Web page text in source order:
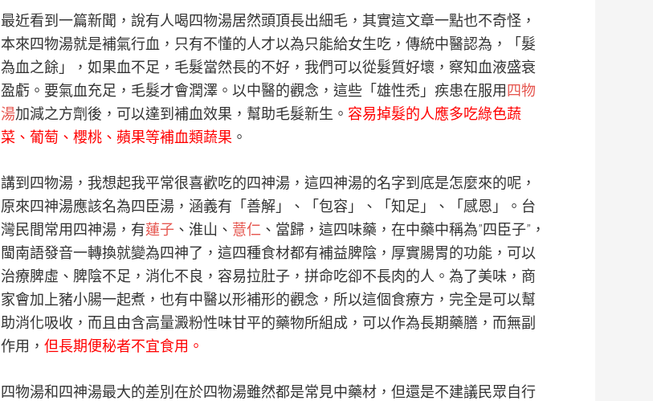
最近看到一篇新聞，說有人喝四物湯居然頭頂長出細毛，其實這文章一點也不奇怪，
本來四物湯就是補氣行血，只有不懂的人才以為只能給女生吃，傳統中醫認為，「髮
為血之餘」，如果血不足，毛髮當然長的不好，我們可以從髮質好壞，察知血液盛衰
盈虧。要氣血充足，毛髮才會潤澤。以中醫的觀念，這些「雄性禿」疾患在服用四物
湯加減之方劑後，可以達到補血效果，幫助毛髮新生。 容易掉髮的人應多吃綠色蔬
菜、葡萄、櫻桃、蘋果等補血類蔬果 。
講到四物湯，我想起我平常很喜歡吃的四神湯，這四神湯的名字到底是怎麼來的呢，
原來四神湯應該名為四臣湯，涵義有「善解」、「包容」、「知足」、「感恩」。台
灣民間常用四神湯，有蓮子 、淮山、 薏仁 、當歸，這四味藥，在中藥中稱為”四臣子”，
閩南語發音一轉換就變為四神了，這四種食材都有補益脾陰，厚實腸胃的功能，可以
治療脾虛、脾陰不足，消化不良，容易拉肚子，拼命吃卻不長肉的人。為了美味，商
家會加上豬小腸一起煮，也有中醫以形補形的觀念，所以這個食療方，完全是可以幫
助消化吸收，而且由含高量澱粉性味甘平的藥物所組成，可以作為長期藥膳，而無副
作用， 但長期便秘者不宜食用。
四物湯和四神湯最大的差別在於四物湯雖然都是常見中藥材，但還是不建議民眾自行